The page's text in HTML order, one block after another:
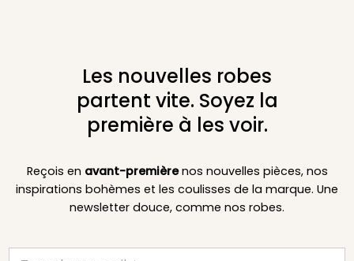
Les nouvelles robes
partent vite. Soyez la
première à les voir.
Reçois en avant-premièrenos nouvelles pièces, nos
inspirations bohèmes et les coulisses de la marque. Une
newsletter douce, comme nos robes.